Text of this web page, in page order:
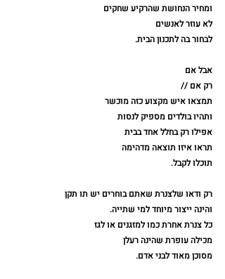
ומחיר הנחושת שהרקיע שחקים⁠
לא עוזר לאנשים⁠
לבחור בה לתכנון הבית.⁠
אבל אם⁠
רק אם //⁠
תמצאו איש מקצוע כזה מוכשר⁠
ותהיו בולדים מספיק לנסות⁠
אפילו רק בחלל אחד בבית⁠
תראו איזו תוצאה מדהימה ⁠
תוכלו לקבל.⁠
רק ודאו שלצנרת שאתם בוחרים יש תו תקן ⁠
והינה ייצור מיוחד למי שתייה. ⁠
כל צנרת אחרת כמו למזגנים או לגז⁠
מכילה עופרת שהינה רעלן ⁠
מסוכן מאוד לבני אדם. ⁠